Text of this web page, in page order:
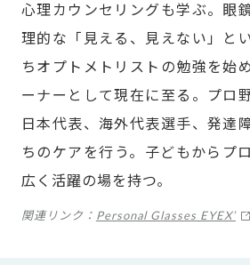
心理カウンセリングも学ぶ。眼
理的な「見える、見えない」と
ちオプトメトリストの勉強を始
ーナーとして現在に至る。プロ
日本代表、海外代表選手、発達
ちのケアを行う。子どもからプ
広く活躍の場を持つ。
関連リンク： Personal Glasses EYEX’